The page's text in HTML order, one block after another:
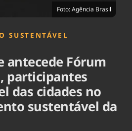
Foto: Agência Brasil
SUSTENTÁVEL
antecede Fórum
participantes
das cidades no
sustentável da